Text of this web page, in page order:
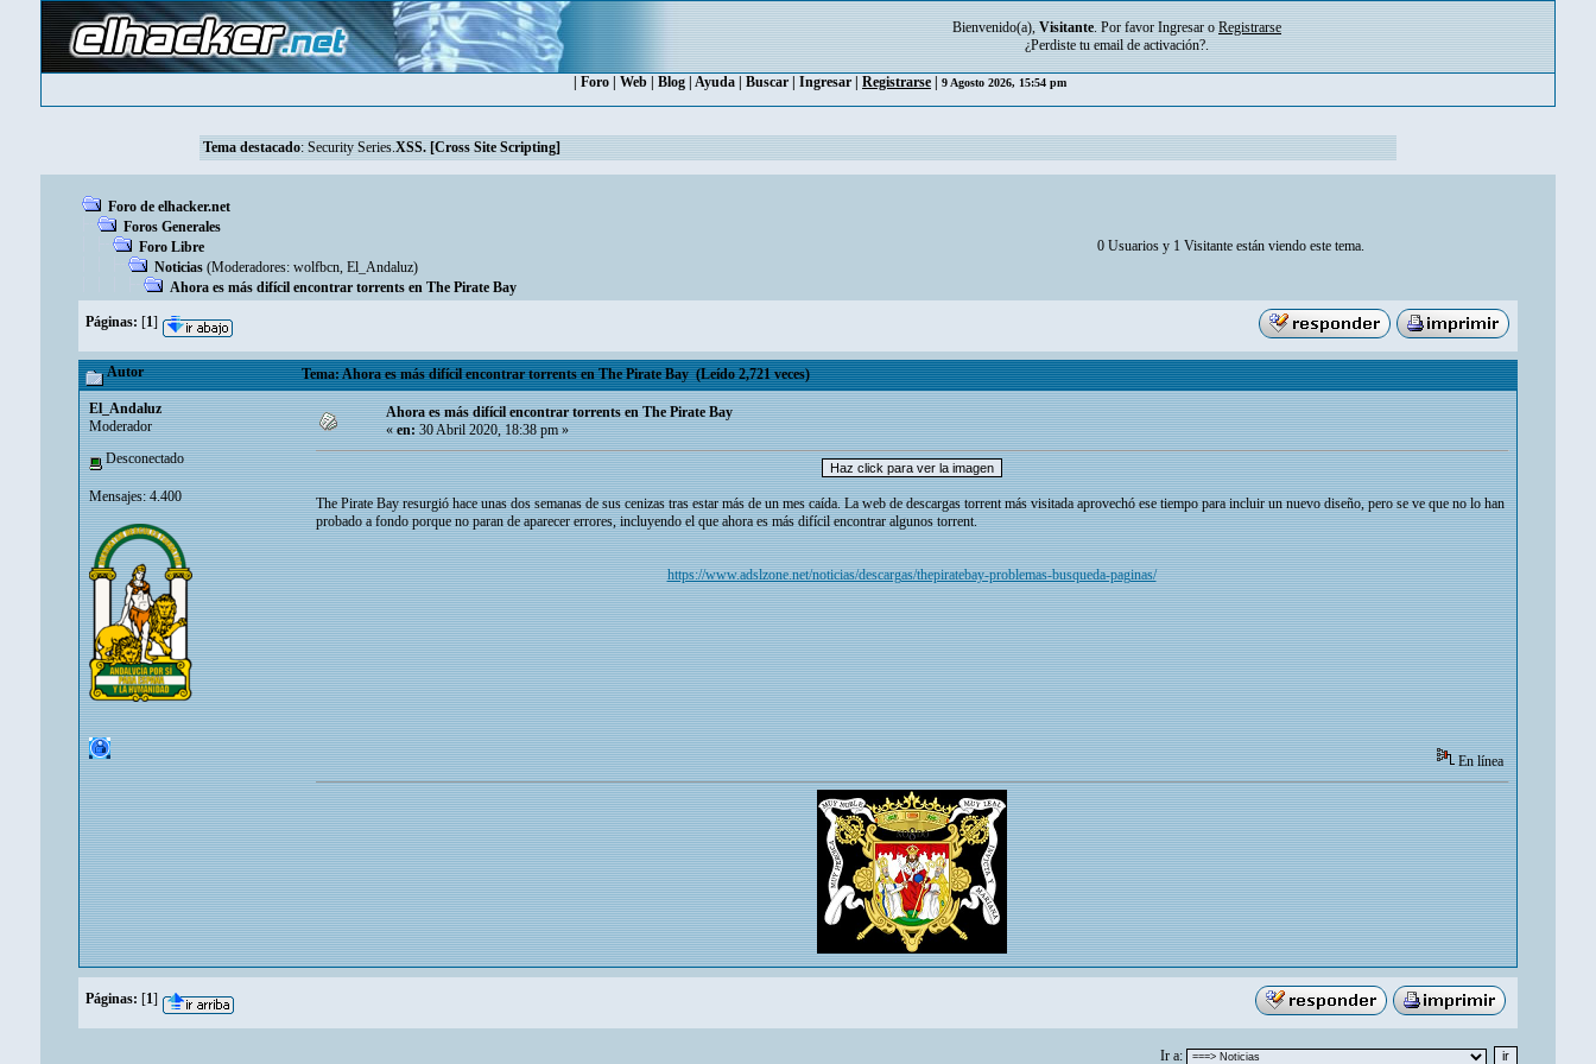
Bienvenido(a), Visitante. Por favor Ingresar o Registrarse
¿Perdiste tu email de activación?.
Foro Web Blog Ayuda Buscar Ingresar Registrarse 9 Agosto 2026, 15:54 pm
Tema destacado: Security Series.XSS. [Cross Site Scripting]
Foro de elhacker.net
Foros Generales
Foro Libre
Noticias (Moderadores: wolfbcn, El_Andaluz)
Ahora es más difícil encontrar torrents en The Pirate Bay
0 Usuarios y 1 Visitante están viendo este tema.
Páginas: [1]
Autor Tema: Ahora es más difícil encontrar torrents en The Pirate Bay (Leído 2,721 veces)
El_Andaluz
Moderador
Desconectado
Mensajes: 4.400
Ahora es más difícil encontrar torrents en The Pirate Bay
«en:30 Abril 2020, 18:38 pm »
The Pirate Bay resurgió hace unas dos semanas de sus cenizas tras estar más de un mes caída. La web de descargas torrent más visitada aprovechó ese tiempo para incluir un nuevo diseño, pero se ve que no lo han
probado a fondo porque no paran de aparecer errores, incluyendo el que ahora es más difícil encontrar algunos torrent.
https://www.adslzone.net/noticias/descargas/thepiratebay-problemas-busqueda-paginas/
En línea
Páginas: [1]
Ir a: